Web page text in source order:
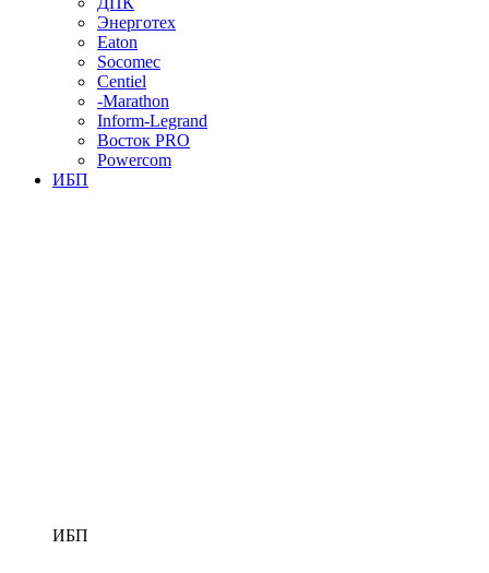
Энерготех
Eaton
Socomec
Centiel
-Marathon
Inform-Legrand
Восток PRO
Powercom
ИБП
ИБП